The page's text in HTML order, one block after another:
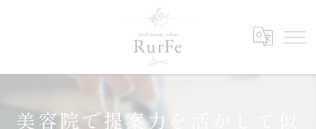
美容院で提案力を活かして似